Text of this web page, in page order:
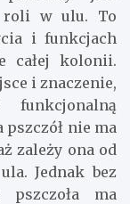
roli w ulu. To
i funkcjach
całej kolonii.
i znaczenie,
pszczół nie ma
zależy ona od
Jednak bez
ma